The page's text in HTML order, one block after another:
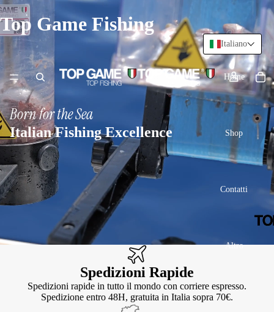
Top Game Fishing
Home
Shop
Contatti
Altro
Born for the Sea
Italian Fishing Excellence
Spedizioni Rapide
Spedizioni rapide in tutto il mondo con corriere espresso.
Spedizione entro 48H, gratuita in Italia sopra 70€.
Italiano